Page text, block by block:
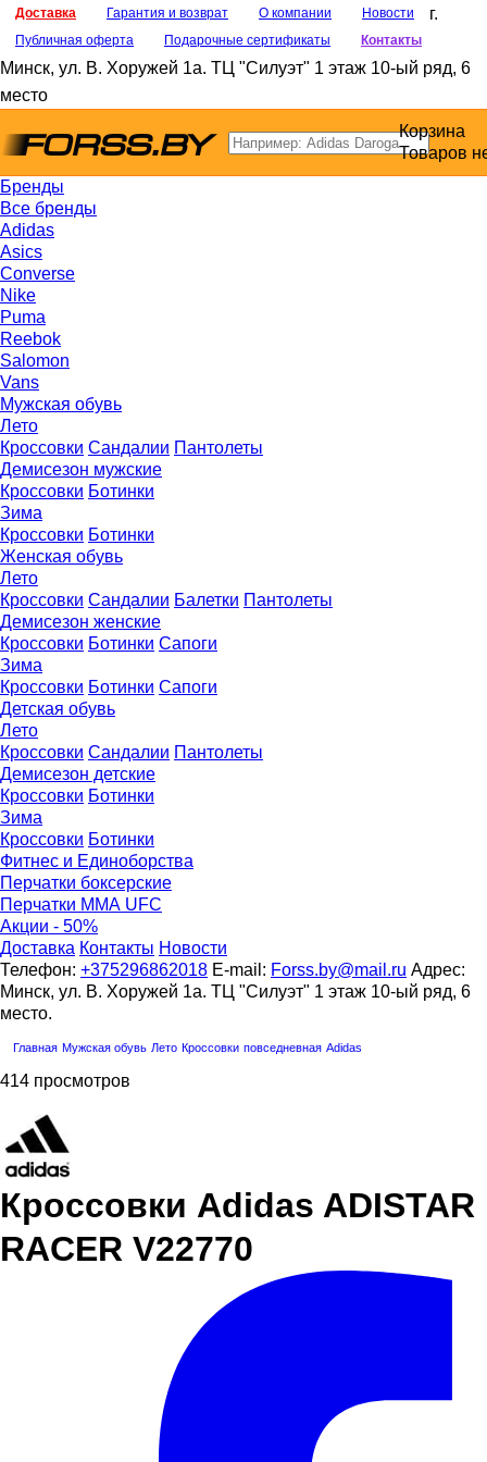
Доставка Гарантия и возврат О компании
Новости
Публичная оферта
Подарочные сертификаты Контакты
г.
Минск, ул. В. Хоружей 1а. ТЦ "Силуэт" 1 этаж 10-ый ряд, 6
место
Корзина
Товаров
Бренды
Все бренды
Adidas
Asics
Converse
Nike
Puma
Reebok
Salomon
Vans
Мужская обувь
Лето
Кроссовки Сандалии Пантолеты
Демисезон мужские
Кроссовки Ботинки
Зима
Кроссовки Ботинки
Женская обувь
Лето
Кроссовки Сандалии Балетки Пантолеты
Демисезон женские
Кроссовки Бoтинки Сапоги
Зима
Кроссовки Ботинки Сапоги
Детская обувь
Летo
Кроссовки Сандалии Пантолеты
Демисезон детские
Кроссовки Ботинки
Зима
Кроссовки Ботинки
Фитнес и Единоборства
Перчатки боксерские
Перчатки ММА UFC
Акции - 50%
Доставка Контакты Новости
Телефон: +375296862018 E-mail: Forss.by@mail.ru Адрес:
Минск, ул. В. Хоружей 1а. ТЦ "Силуэт" 1 этаж 10-ый ряд, 6
место.
Главная Мужская обувь Лето Кроссовки повседневная Adidas
414 просмотров
Кроссовки Adidas ADISTAR
RACER V22770